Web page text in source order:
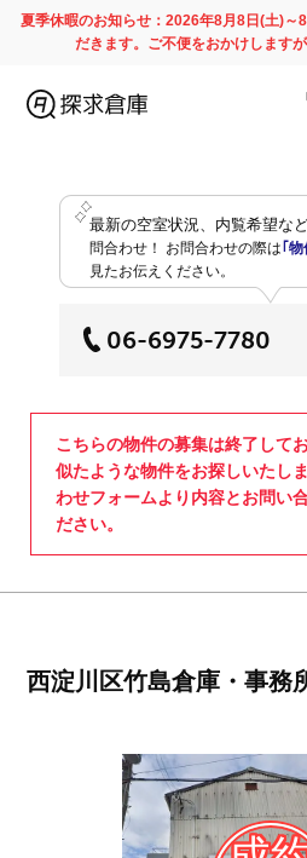
夏季休暇のお知らせ：2026年8月8日(土)～
だきます。ご不便をおかけします
最新の空室状況、内覧希望な
問合わせ！ お問合わせの際は ｢
見たお伝えください。
06-6975-7780
こちらの物件の募集は終了してお
似たような物件をお探しいたし
わせフォームより内容とお問い
ださい。
西淀川区竹島倉庫・事務